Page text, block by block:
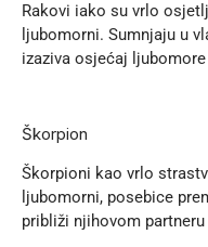
Rakovi iako su vrlo
ljubomorni. Sumnjaju u
izaziva osjećaj
Škorpion
Škorpioni kao vrlo
ljubomorni, posebice
približi njihovom